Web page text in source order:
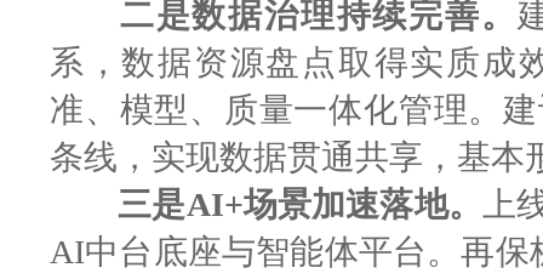
二是数据治理持续完善。
系，数据资源盘点取得实质成
准、模型、质量一体化管理。
条线，实现数据贯通共享，基
三是AI+场景加速落地。
上
AI中台底座与智能体平台。再